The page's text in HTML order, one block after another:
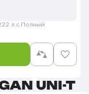
л.с. Полный
UNI-T